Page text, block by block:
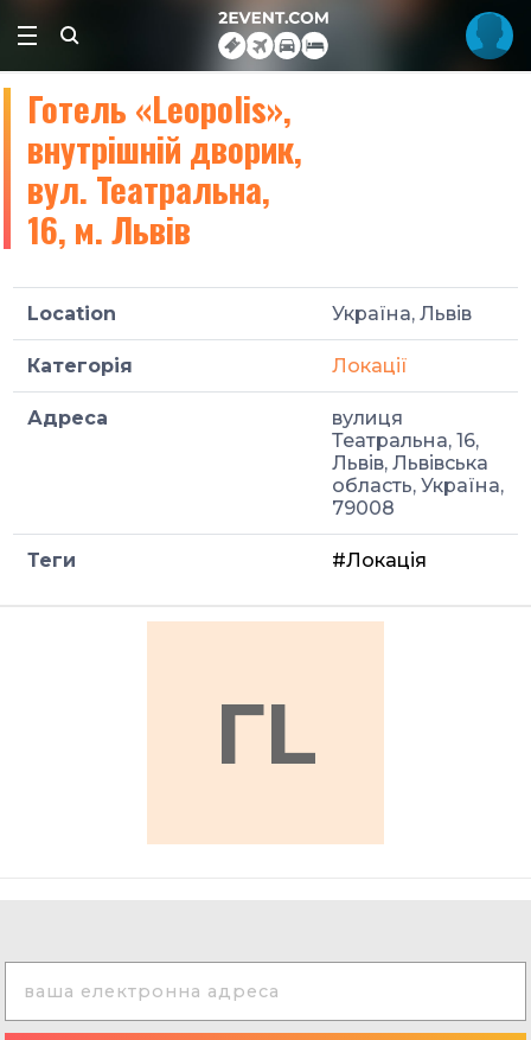
Готель «Leopolis»,
внутрішній дворик,
вул. Театральна,
16, м. Львів
Location Україна, Львів
Категорія Локації
Адреса
вулиця
Театральна, 16,
Львів, Львівська
область, Україна,
79008
Теги #Локація
ГL